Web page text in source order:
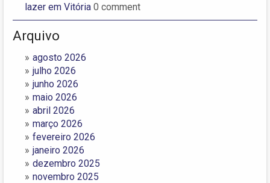
lazer em Vitória 0 comment
Arquivo
agosto 2026
julho 2026
junho 2026
maio 2026
abril 2026
março 2026
fevereiro 2026
janeiro 2026
dezembro 2025
novembro 2025